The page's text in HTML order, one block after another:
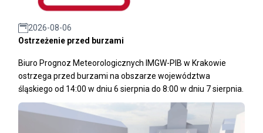
2026-08-06
Ostrzeżenie przed burzami
Biuro Prognoz Meteorologicznych IMGW-PIB w Krakowie
ostrzega przed burzami na obszarze województwa
śląskiego od 14:00 w dniu 6 sierpnia do 8:00 w dniu 7 sierpnia.